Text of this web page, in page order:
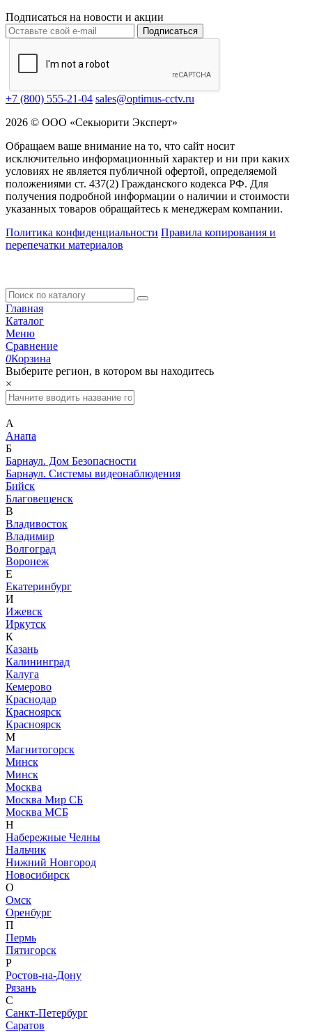
Подписаться на новости и акции
Подписаться
+7 (800) 555-21-04 sales@optimus-cctv.ru
2026 © ООО «Секьюрити Эксперт»
Обращаем ваше внимание на то, что сайт носит
исключительно информационный характер и ни при каких
условиях не является публичной офертой, определяемой
положениями ст. 437(2) Гражданского кодекса РФ. Для
получения подробной информации о наличии и стоимости
указанных товаров обращайтесь к менеджерам компании.
Политика конфиденциальности Правила копирования и
перепечатки материалов
Главная
Каталог
Меню
Сравнение
0Корзина
Выберите регион, в котором вы находитесь
×
А
Анапа
Б
Барнаул. Дом Безопасности
Барнаул. Системы видеонаблюдения
Бийск
Благовещенск
В
Владивосток
Владимир
Волгоград
Воронеж
Е
Екатеринбург
И
Ижевск
Иркутск
К
Казань
Калининград
Калуга
Кемерово
Краснодар
Красноярск
Красноярск
М
Магнитогорск
Минск
Минск
Москва
Москва Мир СБ
Москва МСБ
Н
Набережные Челны
Нальчик
Нижний Новгород
Новосибирск
О
Омск
Оренбург
П
Пермь
Пятигорск
Р
Ростов-на-Дону
Рязань
С
Санкт-Петербург
Саратов